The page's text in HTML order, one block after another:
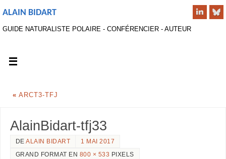
ALAIN BIDART
GUIDE NATURALISTE POLAIRE - CONFÉRENCIER - AUTEUR
« ARCT3-TFJ
AlainBidart-tfj33
DEALAIN BIDART
1 MAI 2017
GRAND FORMAT EN 800 × 533 PIXELS